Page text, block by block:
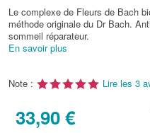
Le complexe de Fleurs de Bach
méthode originale du Dr Bach.
sommeil réparateur.
En savoir plus
Note : Lire les 3
33,90 €